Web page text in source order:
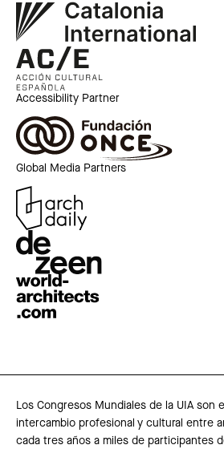
Accessibility Partner
Global Media Partners
Los Congresos Mundiales de la UIA son
intercambio profesional y cultural entre
cada tres años a miles de participantes